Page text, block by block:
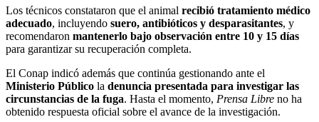
Los técnicos constataron que el animal recibió tratamiento médico
adecuado, incluyendo suero, antibióticos y desparasitantes, y
recomendaron mantenerlo bajo observación entre 10 y 15 días
para garantizar su recuperación completa.
El Conap indicó además que continúa gestionando ante el
Ministerio Público la denuncia presentada para investigar las
circunstancias de la fuga. Hasta el momento, Prensa Libre no ha
obtenido respuesta oficial sobre el avance de la investigación.